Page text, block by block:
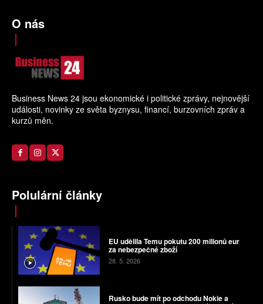
O nás
Business News 24 jsou ekonomické i politické zprávy, nejnovější
události, novinky ze světa byznysu, financí, burzovních zpráv a
kurzů měn.
Polulární články
EU udělila Temu pokutu 200 milionů eur
za nebezpečné zboží
28. 5. 2026
Rusko bude mít po odchodu Nokie a